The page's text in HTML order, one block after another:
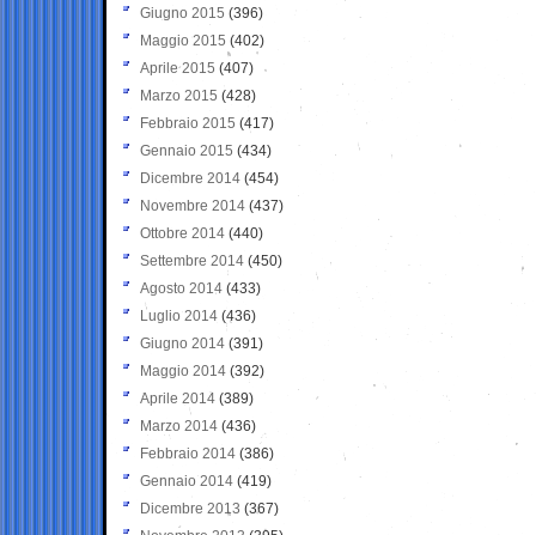
Giugno 2015 (396)
Maggio 2015 (402)
Aprile 2015 (407)
Marzo 2015 (428)
Febbraio 2015 (417)
Gennaio 2015 (434)
Dicembre 2014 (454)
Novembre 2014 (437)
Ottobre 2014 (440)
Settembre 2014 (450)
Agosto 2014 (433)
Luglio 2014 (436)
Giugno 2014 (391)
Maggio 2014 (392)
Aprile 2014 (389)
Marzo 2014 (436)
Febbraio 2014 (386)
Gennaio 2014 (419)
Dicembre 2013 (367)